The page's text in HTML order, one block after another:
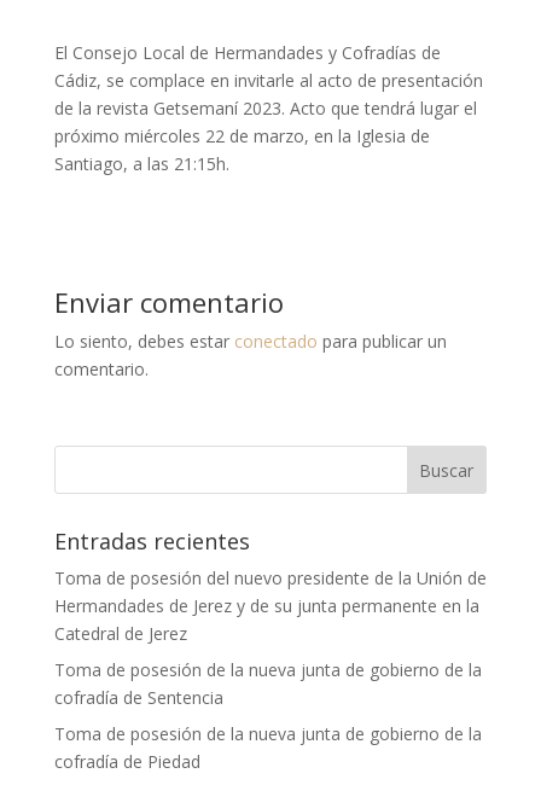
El Consejo Local de Hermandades y Cofradías de
Cádiz, se complace en invitarle al acto de presentación
de la revista Getsemaní 2023. Acto que tendrá lugar el
próximo miércoles 22 de marzo, en la Iglesia de
Santiago, a las 21:15h.
Enviar comentario
Lo siento, debes estar conectado para publicar un
comentario.
Entradas recientes
Toma de posesión del nuevo presidente de la Unión de
Hermandades de Jerez y de su junta permanente en la
Catedral de Jerez
Toma de posesión de la nueva junta de gobierno de la
cofradía de Sentencia
Toma de posesión de la nueva junta de gobierno de la
cofradía de Piedad